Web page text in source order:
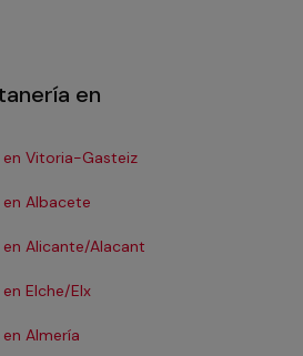
en
en Vitoria-Gasteiz
Albacete
Alicante/Alacant
Elche/Elx
Almería